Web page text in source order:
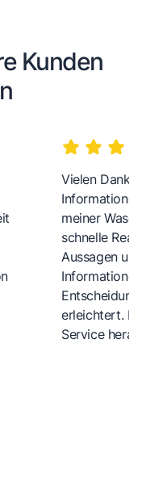
Kunden
Vielen Dank
meiner
schnelle
Aussagen
erleichtert.
Service